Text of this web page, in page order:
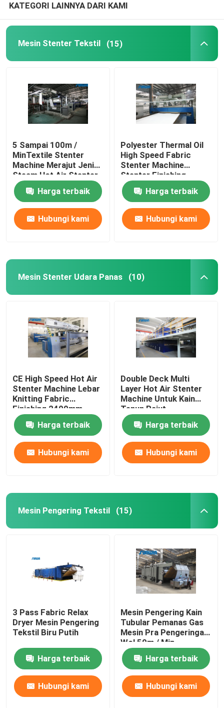
KATEGORI LAINNYA DARI KAMI
Mesin Stenter Tekstil (15)
5 Sampai 100m /
MinTextile Stenter
Machine Merajut Jenis
Steam Hot Air Stenter
Machine
Harga terbaik
Hubungi kami
Polyester Thermal Oil
High Speed ​​Fabric
Stenter Machine
Stenter Finishing
Process
Harga terbaik
Hubungi kami
Mesin Stenter Udara Panas (10)
CE High Speed ​​Hot Air
Stenter Machine Lebar
Knitting Fabric
Finishing 2400mm
Harga terbaik
Hubungi kami
Double Deck Multi
Layer Hot Air Stenter
Machine Untuk Kain
Tenun Rajut
Harga terbaik
Hubungi kami
Mesin Pengering Tekstil (15)
3 Pass Fabric Relax
Dryer Mesin Pengering
Tekstil Biru Putih
Harga terbaik
Hubungi kami
Mesin Pengering Kain
Tubular Pemanas Gas
Mesin Pra Pengeringan
Wol 50m / Min
Harga terbaik
Hubungi kami